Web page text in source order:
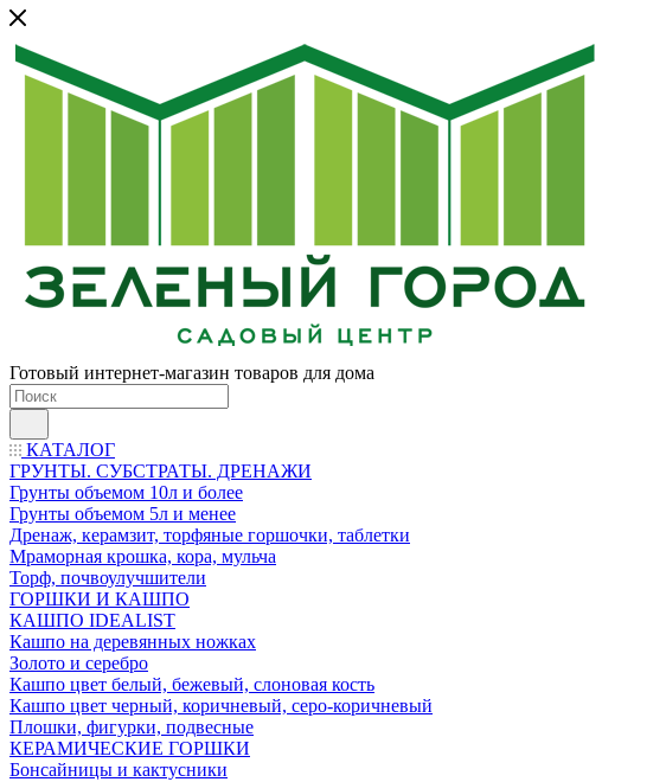
Готовый интернет-магазин товаров для дома
КАТАЛОГ
ГРУНТЫ. СУБСТРАТЫ. ДРЕНАЖИ
Грунты объемом 10л и более
Грунты объемом 5л и менее
Дренаж, керамзит, торфяные горшочки, таблетки
Мраморная крошка, кора, мульча
Торф, почвоулучшители
ГОРШКИ И КАШПО
КАШПО IDEALIST
Кашпо на деревянных ножках
Золото и серебро
Кашпо цвет белый, бежевый, слоновая кость
Кашпо цвет черный, коричневый, серо-коричневый
Плошки, фигурки, подвесные
КЕРАМИЧЕСКИЕ ГОРШКИ
Бонсайницы и кактусники